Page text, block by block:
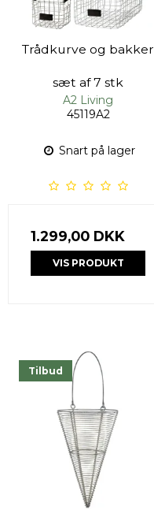
Trådkurve og bakker
sæt af 7 stk
A2 Living
45119A2
Snart på lager
1.299,00 DKK
VIS PRODUKT
Tilbud